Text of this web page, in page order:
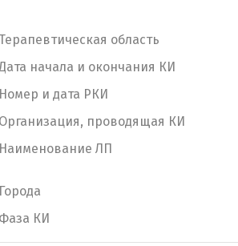
Терапевтическая область
начала и окончания КИ
Номер и дата РКИ
Организация, проводящая КИ
Наименование ЛП
Города
Фаза КИ